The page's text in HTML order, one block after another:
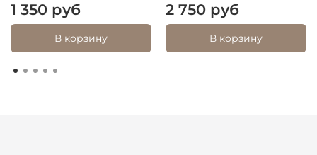
1 350 руб
В корзину
2 750 руб
В корзину